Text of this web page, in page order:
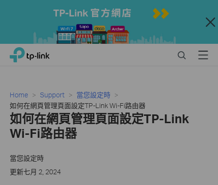
Close
Click
navigation
bar
TP-Link, Reliably Smart SearchMenu
Home Support
當您設定時
如何在網頁管理頁面設定TP-Link Wi-Fi路由器
如何在網頁管理頁面設定TP-Link
Wi-Fi路由器
當您設定時
更新七月 2, 2024